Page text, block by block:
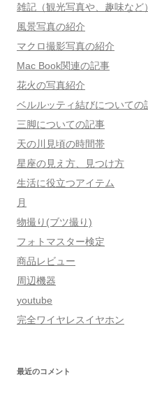
雑記（観光写真や、趣味など）
風景写真の紹介
マクロ撮影写真の紹介
Mac Book関連の記事
花火の写真紹介
ベルルッティ結びについての
三脚についての記事
天の川見頃の時間帯
星座の見え方、見つけ方
生活に役立つアイテム
月
物撮り(ブツ撮り)
フォトマスター検定
商品レビュー
周辺機器
youtube
完全ワイヤレスイヤホン
最近のコメント